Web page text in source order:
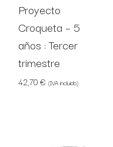
Proyecto
Croqueta – 5
años : Tercer
trimestre
42,70€ (IVA incluido)